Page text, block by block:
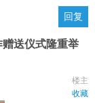
回复
送仪式隆重举
楼主
收藏